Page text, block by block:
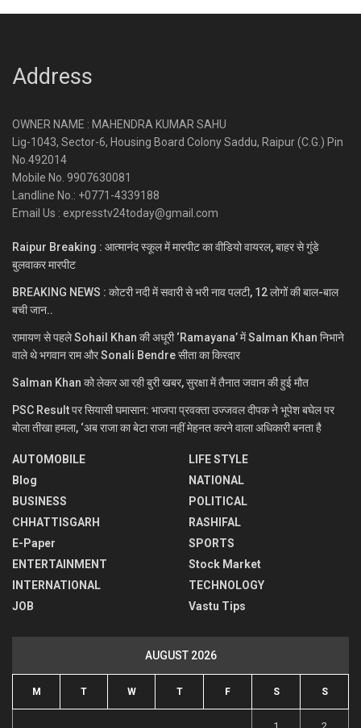
Address
OWNER NAME : MAHENDRA KUMAR SAHU
Lig-1043, Sector-6, Housing Board Colony Saddu, Raipur (C.G.) Pin
No.492014
Mobile No. 9907630081
Landline No.: +0771-4339188
Email Us : expresstv24today@gmail.com
Raipur Breaking : आत्मानंद स्कूल में मारपीट का वीडियो वायरल, बाहर से गुंडे
बुलवाकर मारपीट
BREAKING NEWS : कोटरी नदी में सवारी से भरी नाव पलटी, 12 लोगों की बाल-बाल
बची जान..
रामायण से पहले Sohail Khan की अधूरी ‘Ramayana’ में Salman Khan निभाने
वाले थे भगवान राम और Sonali Bendre सीता का किरदार
Salman Khan को लेकर आ रही बुरी खबर, सुरक्षा में तैनात जवान की हुई मौत
PSC Result पर सियासी घमासान: भाजपा प्रवक्ता उज्जवल दीपक ने भूपेश बघेल पर
बोला तीखा हमला, ‘अब राजा का बेटा राजा नहीं मेहनत करने वाला अधिकारी बनता है
AUTOMOBILE
Blog
BUSINESS
CHHATTISGARH
E-Paper
ENTERTAINMENT
INTERNATIONAL
JOB
LIFE STYLE
NATIONAL
POLITICAL
RASHIFAL
SPORTS
Stock Market
TECHNOLOGY
Vastu Tips
AUGUST 2026
M T W T F S S